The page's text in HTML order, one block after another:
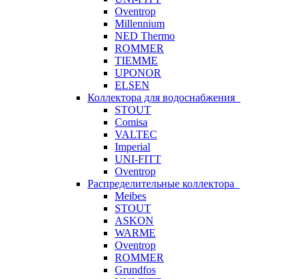
Oventrop
Millennium
NED Thermo
ROMMER
TIEMME
UPONOR
ELSEN
Коллектора для водоснабжения
STOUT
Comisa
VALTEC
Imperial
UNI-FITT
Oventrop
Распределительные коллектора
Meibes
STOUT
ASKON
WARME
Oventrop
ROMMER
Grundfos